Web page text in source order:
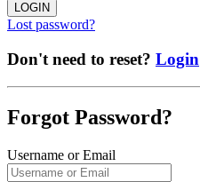
LOGIN
Lost password?
Don't need to reset? Login
Forgot Password?
Username or Email